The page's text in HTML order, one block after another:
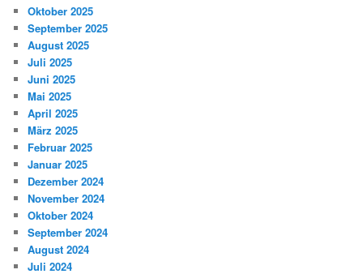
Oktober 2025
September 2025
August 2025
Juli 2025
Juni 2025
Mai 2025
April 2025
März 2025
Februar 2025
Januar 2025
Dezember 2024
November 2024
Oktober 2024
September 2024
August 2024
Juli 2024